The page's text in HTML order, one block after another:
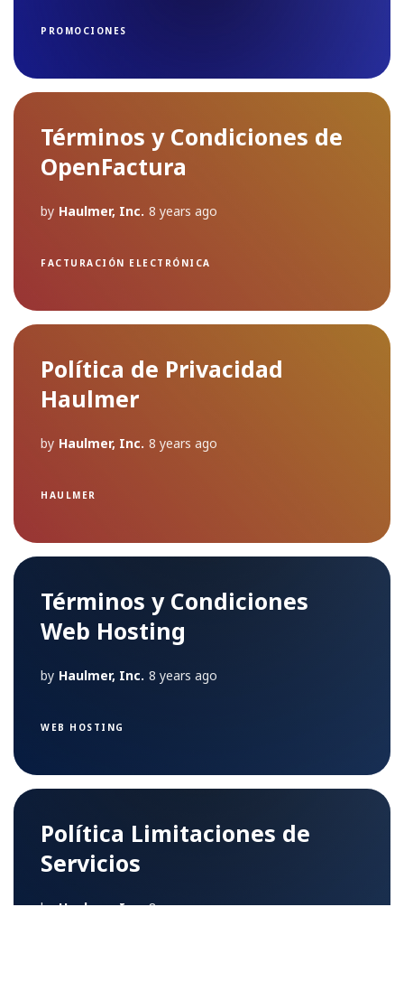
PROMOCIONES
Términos y Condiciones de
OpenFactura
by Haulmer, Inc. 8 years ago
FACTURACIÓN ELECTRÓNICA
Política de Privacidad
Haulmer
by Haulmer, Inc. 8 years ago
HAULMER
Términos y Condiciones
Web Hosting
by Haulmer, Inc. 8 years ago
WEB HOSTING
Política Limitaciones de
Servicios
by Haulmer, Inc. 8 years ago